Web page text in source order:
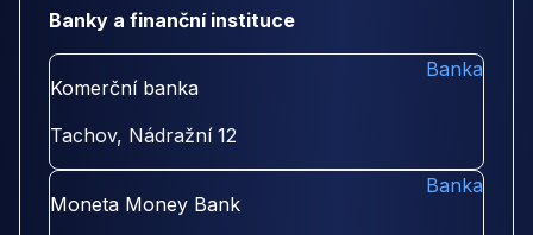
Banky a finanční instituce
Komerční banka
Tachov, Nádražní 12
Banka
Moneta Money Bank
Banka